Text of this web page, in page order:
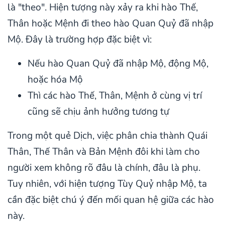
là "theo". Hiện tượng này xảy ra khi hào Thế,
Thân hoặc Mệnh đi theo hào Quan Quỷ đã nhập
Mộ. Đây là trường hợp đặc biệt vì:
Nếu hào Quan Quỷ đã nhập Mộ, động Mộ,
hoặc hóa Mộ
Thì các hào Thế, Thân, Mệnh ở cùng vị trí
cũng sẽ chịu ảnh hưởng tương tự
Trong một quẻ Dịch, việc phân chia thành Quái
Thân, Thế Thân và Bản Mệnh đôi khi làm cho
người xem không rõ đâu là chính, đâu là phụ.
Tuy nhiên, với hiện tượng Tùy Quỷ nhập Mộ, ta
cần đặc biệt chú ý đến mối quan hệ giữa các hào
này.